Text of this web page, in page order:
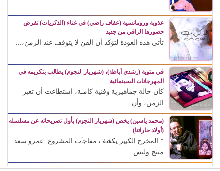
عذوبة ورومانسية (عفاف راضي) في غناء (الذكريات) تفرض
حضورها الراقي من جديد
تأتي هذه العودة لتؤكد أن الفن لا يتوقف عند الزمن،...
في مئوية (رشدي أباظة)، (شهريار النجوم) يطالب بتكريمه في
المهرجانات السينمائية
كان حالة جماهيرية وفنية كاملة، استطاعت أن تعبر
الزمن، وأن...
(محمد ياسين) يخص (شهريار النجوم) بأول تصريحاته عن مسلسله
(أولاد حاراتنا)
* المخرج الكبير يكشف مفاجآت المشروع: عمرو سعد
منتج وليس...